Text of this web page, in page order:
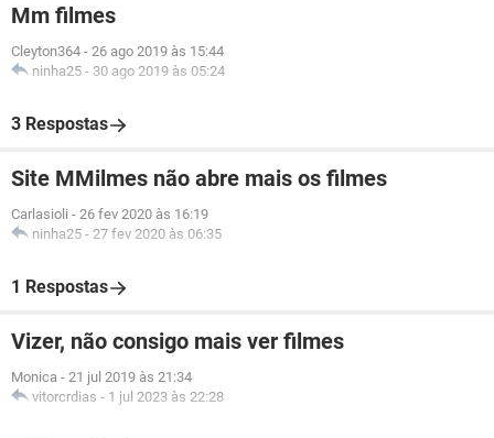
Mm filmes
Cleyton364 - 26 ago 2019 às 15:44
ninha25 - 30 ago 2019 às 05:24
3 Respostas
Site MMilmes não abre mais os filmes
Carlasioli - 26 fev 2020 às 16:19
ninha25 - 27 fev 2020 às 06:35
1 Respostas
Vizer, não consigo mais ver filmes
Monica - 21 jul 2019 às 21:34
vitorcrdias - 1 jul 2023 às 22:28